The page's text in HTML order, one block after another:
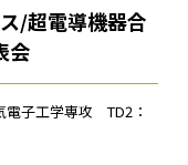
/超電導機器合
会
子工学専攻 TD2：